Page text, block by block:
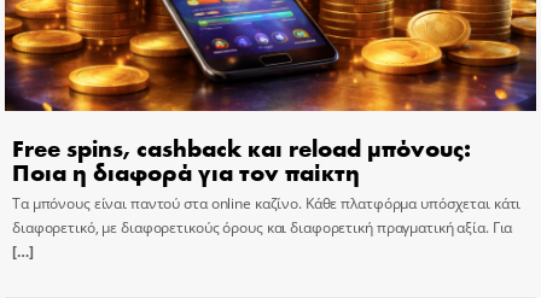
Free spins, cashback και reload μπόνους:
Ποια η διαφορά για τον παίκτη
Τα μπόνους είναι παντού στα online καζίνο. Κάθε πλατφόρμα υπόσχεται κάτι
διαφορετικό, με διαφορετικούς όρους και διαφορετική πραγματική αξία. Για
[…]